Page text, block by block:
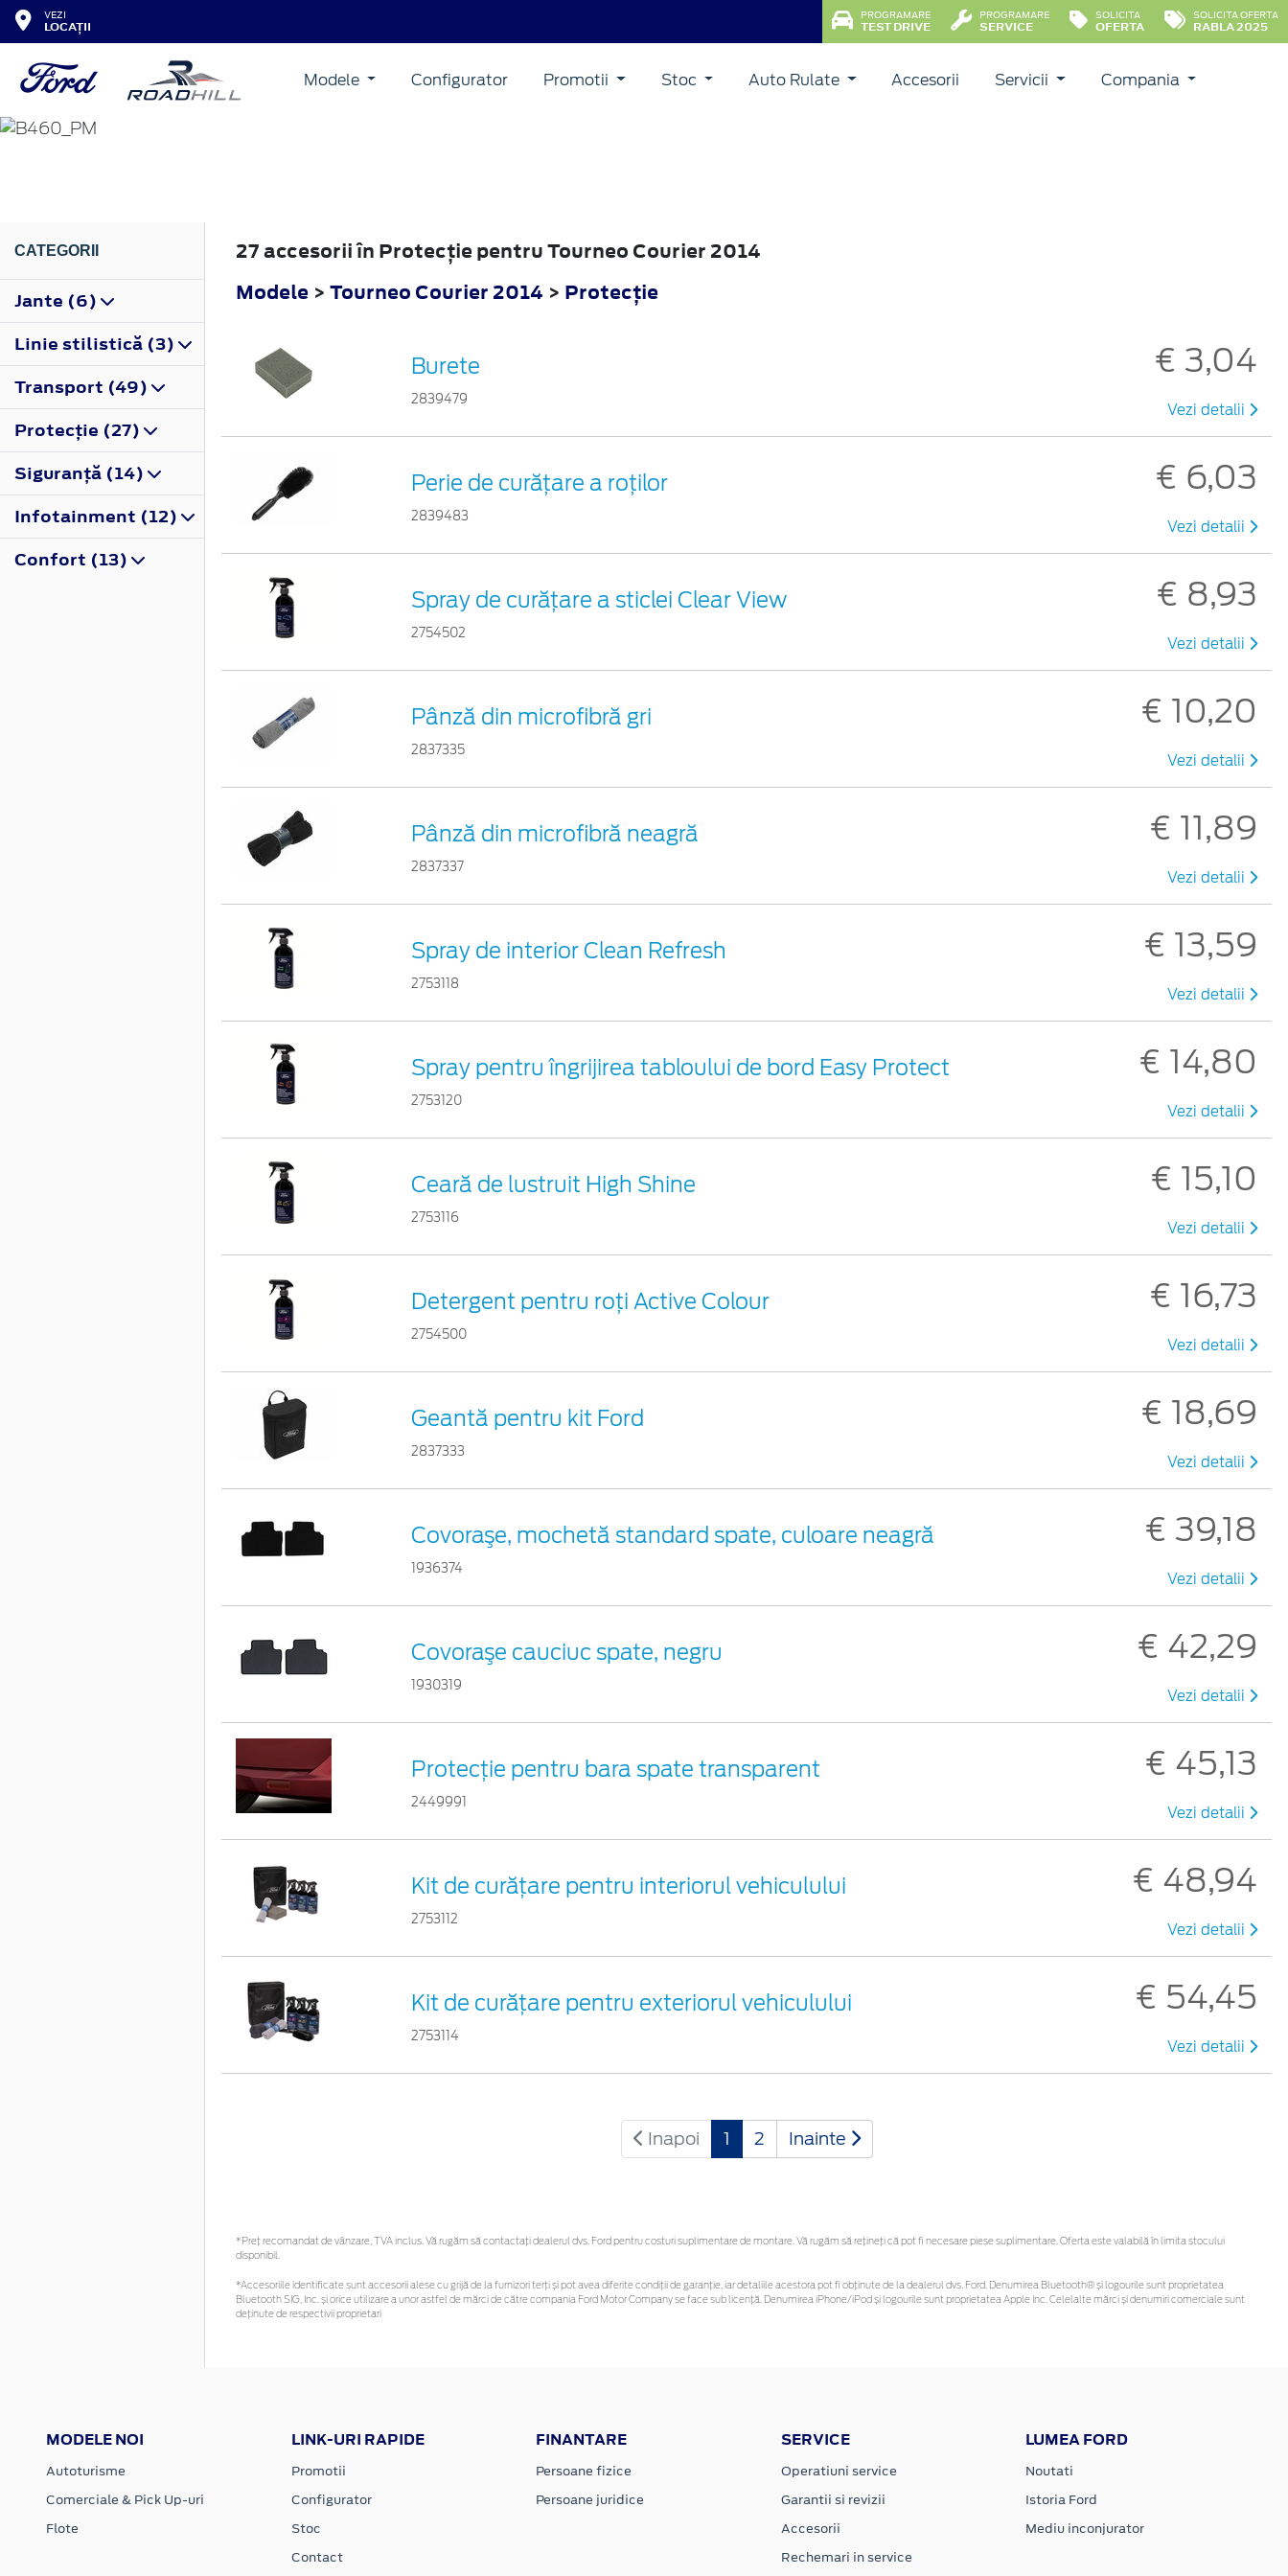
VEZI
LOCAȚII
PROGRAMARE
TEST DRIVE
PROGRAMARE
SERVICE
SOLICITA
OFERTA
SOLICITA OFERTA
RABLA 2025
Modele Configurator Promotii Stoc Auto Rulate Accesorii Servicii Compania
TOURNEO COURIER
CATEGORII
Jante (6)
Linie stilistică (3)
Transport (49)
Protecţie (27)
Siguranţă (14)
Infotainment (12)
Confort (13)
27 accesorii în Protecţie pentru Tourneo Courier 2014
Modele > Tourneo Courier 2014 > Protecţie
Burete
2839479
€ 3,04
Vezi detalii
Perie de curățare a roților
2839483
€ 6,03
Vezi detalii
Spray de curățare a sticlei Clear View
2754502
€ 8,93
Vezi detalii
Pânză din microfibră gri
2837335
€ 10,20
Vezi detalii
Pânză din microfibră neagră
2837337
€ 11,89
Vezi detalii
Spray de interior Clean Refresh
2753118
€ 13,59
Vezi detalii
Spray pentru îngrijirea tabloului de bord Easy Protect
2753120
€ 14,80
Vezi detalii
Ceară de lustruit High Shine
2753116
€ 15,10
Vezi detalii
Detergent pentru roți Active Colour
2754500
€ 16,73
Vezi detalii
Geantă pentru kit Ford
2837333
€ 18,69
Vezi detalii
Covoraşe, mochetă standard spate, culoare neagră
1936374
€ 39,18
Vezi detalii
Covoraşe cauciuc spate, negru
1930319
€ 42,29
Vezi detalii
Protecţie pentru bara spate transparent
2449991
€ 45,13
Vezi detalii
Kit de curățare pentru interiorul vehiculului
2753112
€ 48,94
Vezi detalii
Kit de curățare pentru exteriorul vehiculului
2753114
€ 54,45
Vezi detalii
Inapoi 1 2 Inainte
*Preţ recomandat de vânzare, TVA inclus. Vă rugăm să contactaţi dealerul dvs. Ford pentru costuri suplimentare de montare. Vă rugăm să rețineți că pot fi necesare piese suplimentare. Oferta este valabilă în limita stocului
disponibil.
*Accesoriile identificate sunt accesorii alese cu grijă de la furnizori terți și pot avea diferite condiții de garanție, iar detaliile acestora pot fi obținute de la dealerul dvs. Ford. Denumirea Bluetooth® și logourile sunt proprietatea
Bluetooth SIG, Inc. și orice utilizare a unor astfel de mărci de către compania Ford Motor Company se face sub licență. Denumirea iPhone/iPod și logourile sunt proprietatea Apple Inc. Celelalte mărci și denumiri comerciale sunt
deținute de respectivii proprietari
MODELE NOI
Autoturisme
Comerciale & Pick Up-uri
Flote
LINK-URI RAPIDE
Promotii
Configurator
Stoc
Contact
FINANTARE
Persoane fizice
Persoane juridice
SERVICE
Operatiuni service
Garantii si revizii
Accesorii
Rechemari in service
LUMEA FORD
Noutati
Istoria Ford
Mediu inconjurator